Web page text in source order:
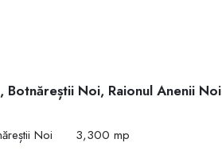
Noi, Raionul Anenii Noi
Noi 3,300 mp